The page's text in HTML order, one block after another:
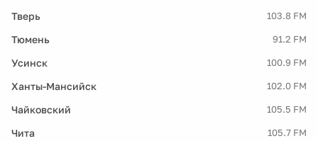
Тверь 103.8 FM
Тюмень 91.2 FM
Усинск 100.9 FM
Ханты-Мансийск 102.0 FM
Чайковский 105.5 FM
Чита 105.7 FM